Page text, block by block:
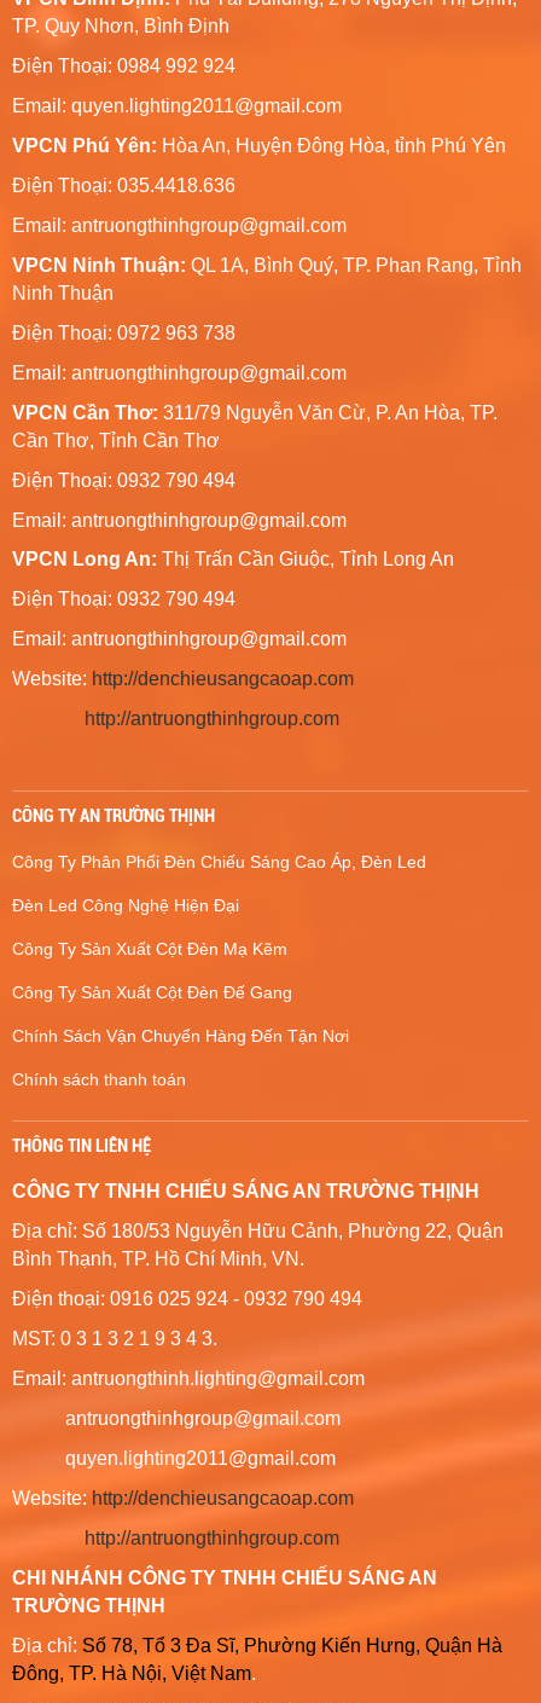
TP. Quy Nhơn, Bình Định
Điện Thoại: 0984 992 924
Email: quyen.lighting2011@gmail.com
VPCN Phú Yên: Hòa An, Huyện Đông Hòa, tỉnh Phú Yên
Điện Thoại: 035.4418.636
Email: antruongthinhgroup@gmail.com
VPCN Ninh Thuận: QL 1A, Bình Quý, TP. Phan Rang, Tỉnh
Ninh Thuận
Điện Thoại: 0972 963 738
Email: antruongthinhgroup@gmail.com
VPCN Cần Thơ: 311/79 Nguyễn Văn Cừ, P. An Hòa, TP.
Cần Thơ, Tỉnh Cần Thơ
Điện Thoại: 0932 790 494
Email: antruongthinhgroup@gmail.com
VPCN Long An: Thị Trấn Cần Giuộc, Tỉnh Long An
Điện Thoại: 0932 790 494
Email: antruongthinhgroup@gmail.com
Website: http://denchieusangcaoap.com
http://antruongthinhgroup.com
CÔNG TY AN TRƯỜNG THỊNH
Công Ty Phân Phối Đèn Chiếu Sáng Cao Áp, Đèn Led
Đèn Led Công Nghệ Hiện Đại
Công Ty Sản Xuất Cột Đèn Mạ Kẽm
Công Ty Sản Xuất Cột Đèn Đế Gang
Chính Sách Vận Chuyển Hàng Đến Tận Nơi
Chính sách thanh toán
THÔNG TIN LIÊN HỆ
CÔNG TY TNHH CHIẾU SÁNG AN TRƯỜNG THỊNH
Địa chỉ: Số 180/53 Nguyễn Hữu Cảnh, Phường 22, Quận
Bình Thạnh, TP. Hồ Chí Minh, VN.
Điện thoại: 0916 025 924 - 0932 790 494
MST: 0 3 1 3 2 1 9 3 4 3.
Email: antruongthinh.lighting@gmail.com
antruongthinhgroup@gmail.com
quyen.lighting2011@gmail.com
Website: http://denchieusangcaoap.com
http://antruongthinhgroup.com
CHI NHÁNH CÔNG TY TNHH CHIẾU SÁNG AN
TRƯỜNG THỊNH
Địa chỉ: Số 78, Tổ 3 Đa Sĩ, Phường Kiến Hưng, Quận Hà
Đông, TP. Hà Nội, Việt Nam.